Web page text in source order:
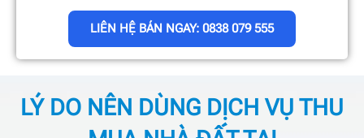
LIÊN HỆ BÁN NGAY: 0838 079 555
LÝ DO NÊN DÙNG DỊCH VỤ THU